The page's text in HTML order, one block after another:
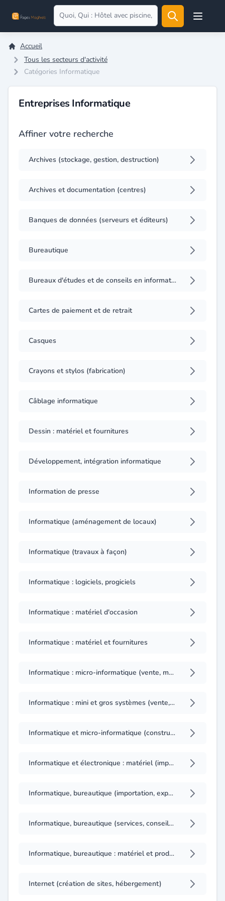
Open
Accueil
Tous les secteurs d'activité
Catégories Informatique
Entreprises Informatique
Affiner votre recherche
Archives (stockage, gestion, destruction)
Archives et documentation (centres)
Banques de données (serveurs et éditeurs)
Bureautique
Bureaux d'études et de conseils en informatique (consulting)
Cartes de paiement et de retrait
Casques
Crayons et stylos (fabrication)
Câblage informatique
Dessin : matériel et fournitures
Développement, intégration informatique
Information de presse
Informatique (aménagement de locaux)
Informatique (travaux à façon)
Informatique : logiciels, progiciels
Informatique : matériel d'occasion
Informatique : matériel et fournitures
Informatique : micro-informatique (vente, maintenance)
Informatique : mini et gros systèmes (vente, installation, maintenance)
Informatique et micro-informatique (construction)
Informatique et électronique : matériel (importation)
Informatique, bureautique (importation, exportation)
Informatique, bureautique (services, conseils, ingénierie, formation)
Informatique, bureautique : matériel et produits (importation, exportation)
Internet (création de sites, hébergement)